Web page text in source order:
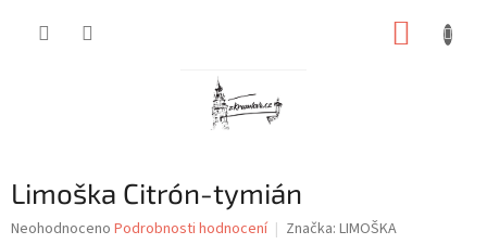
Limoška Citrón-tymián
Průměrné
Neohodnoceno Podrobnosti hodnocení Značka: LIMOŠKA